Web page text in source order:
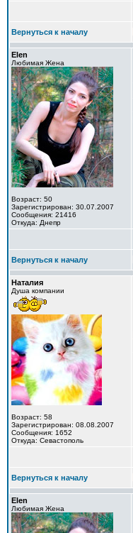
Вернуться к началу
Elen
Любимая Жена
Возраст: 50
Зарегистрирован: 30.07.2007
Сообщения: 21416
Откуда: Днепр
Вернуться к началу
Наталия
Душа компании
Возраст: 58
Зарегистрирован: 08.08.2007
Сообщения: 1652
Откуда: Севастополь
Вернуться к началу
Elen
Любимая Жена